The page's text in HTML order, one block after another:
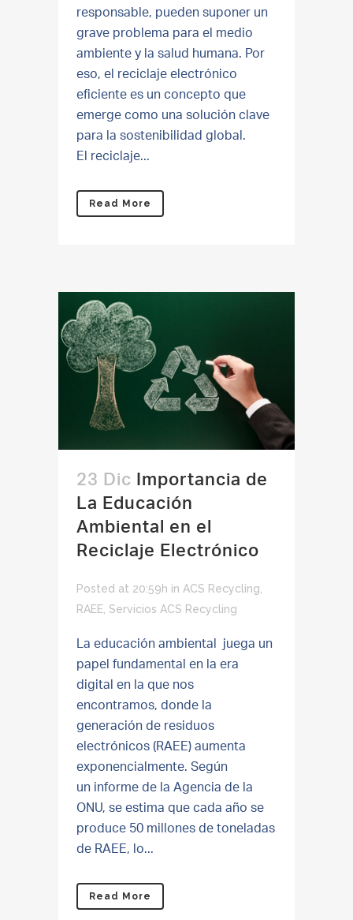
responsable, pueden suponer un
grave problema para el medio
ambiente y la salud humana. Por
eso, el reciclaje electrónico
eficiente es un concepto que
emerge como una solución clave
para la sostenibilidad global.
El reciclaje...
Read More
23 Dic
Importancia de
La Educación
Ambiental en el
Reciclaje Electrónico
Posted at 20:59h in ACS Recycling
RAEE Servicios ACS Recycling
La educación ambiental juega un
papel fundamental en la era
digital en la que nos
encontramos, donde la
generación de residuos
electrónicos (RAEE) aumenta
exponencialmente. Según
un informe de la Agencia de la
ONU, se estima que cada año se
produce 50 millones de toneladas
de RAEE, lo...
Read More